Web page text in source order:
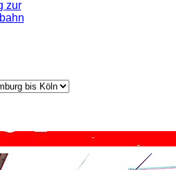
zur